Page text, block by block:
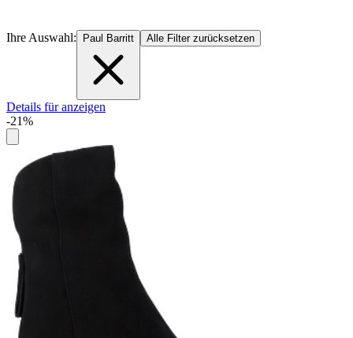
Ihre Auswahl: Paul Barritt Alle Filter zurücksetzen
Details für anzeigen
-21%